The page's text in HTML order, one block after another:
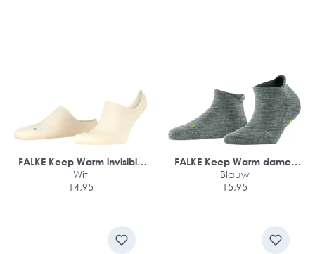
FALKE Keep Warm invisible
unisex sokken
Wit
14,95
FALKE Keep Warm dames
sneakersokken
Blauw
15,95